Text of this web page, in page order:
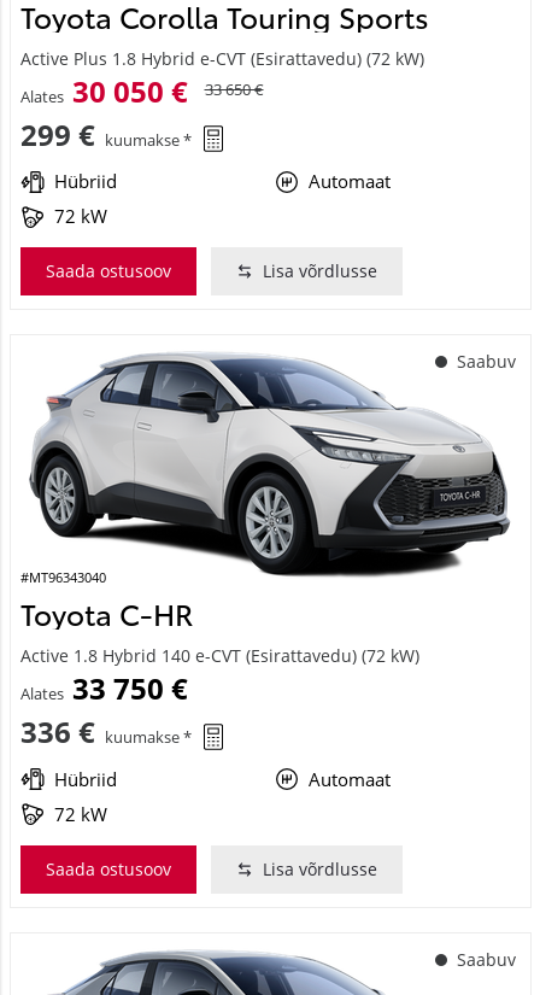
Toyota Corolla Touring Sports
Active Plus 1.8 Hybrid e-CVT (Esirattavedu) (72 kW)
Alates 30 050 € 33 650 €
299 € kuumakse *
Hübriid
Automaat
72 kW
Saada ostusoov Lisa võrdlusse
Saabuv
#MT96343040
Toyota C-HR
Active 1.8 Hybrid 140 e-CVT (Esirattavedu) (72 kW)
Alates 33 750 €
336 € kuumakse *
Hübriid
Automaat
72 kW
Saada ostusoov Lisa võrdlusse
Saabuv